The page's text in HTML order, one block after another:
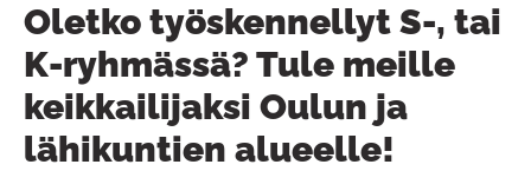
Oletko työskennellyt S-, tai
K-ryhmässä? Tule meille
keikkailijaksi Oulun ja
lähikuntien alueelle!